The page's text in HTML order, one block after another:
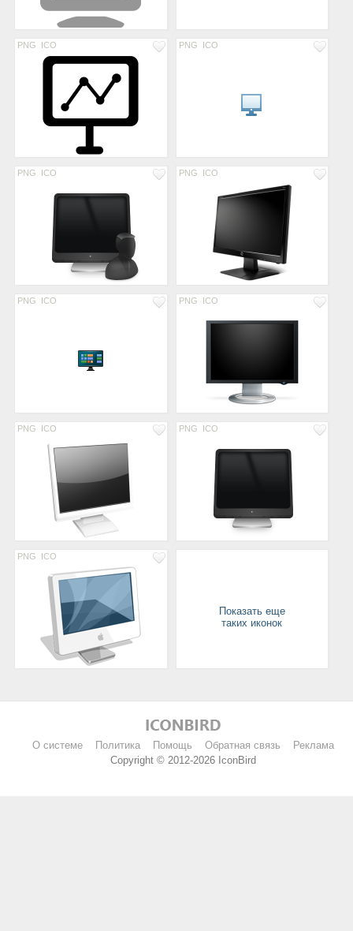
PNG ICO PNG ICO
PNG ICO PNG ICO
PNG ICO PNG ICO
PNG ICO PNG ICO
PNG ICO
Показать еще
таких иконок
О системе Политика Помощь Обратная связь
Реклама
Copyright © 2012-2026 IconBird